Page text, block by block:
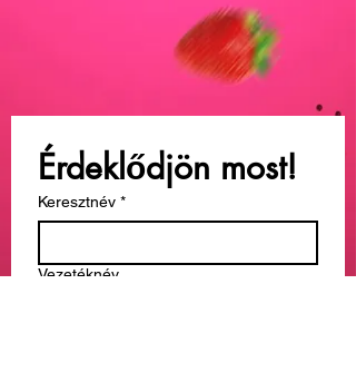
Érdeklődjön most!
Keresztnév *
Vezetéknév